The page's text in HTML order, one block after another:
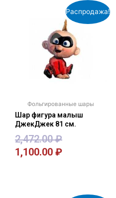
Распродажа!
Фольгированные шары
Шар фигура малыш
ДжекДжек 81 см.
2,472.00₽
1,100.00 ₽